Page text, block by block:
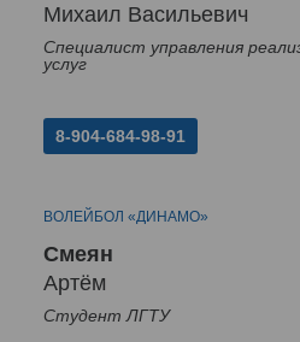
Михаил Васильевич
Специалист управления
услуг
8-904-684-98-91
ВОЛЕЙБОЛ «ДИНАМО»
Смеян
Артём
Студент ЛГТУ